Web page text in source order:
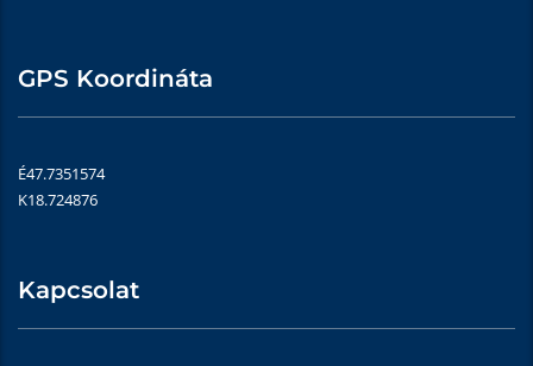
GPS Koordináta
É47.7351574
K18.724876
Kapcsolat